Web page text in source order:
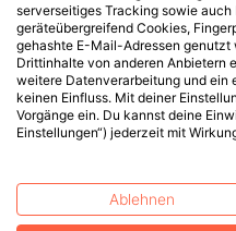
serverseitiges Tracking sowie
geräteübergreifend Cookies,
gehashte E-Mail-Adressen genutzt
Drittinhalte von anderen Anbietern
weitere Datenverarbeitung und ein
keinen Einfluss. Mit deiner
Vorgänge ein. Du kannst deine
Einstellungen“) jederzeit mit
Ablehnen